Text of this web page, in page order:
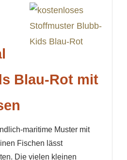
Blau-Rot mit
maritime Muster mit
Fischen lässt
Die vielen kleinen